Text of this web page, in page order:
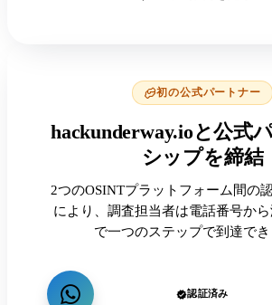
初の公式パートナー
hackunderway.ioと公式
シップを締結
2つのOSINTプラットフォーム間の
により、調査担当者は電話番号か
で一つのステップで到達でき
認証済み